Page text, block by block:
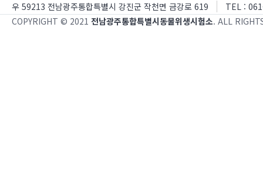
우 59213 전남광주통합특별시 강진군 작천면 금강로 619
TEL :
COPYRIGHT © 2021 전남광주통합특별시동물위생시험소. ALL